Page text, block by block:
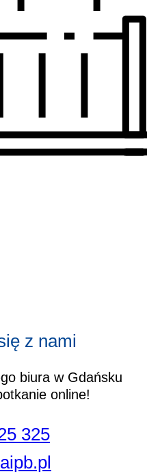
z nami
biura w Gdańsku
online!
325